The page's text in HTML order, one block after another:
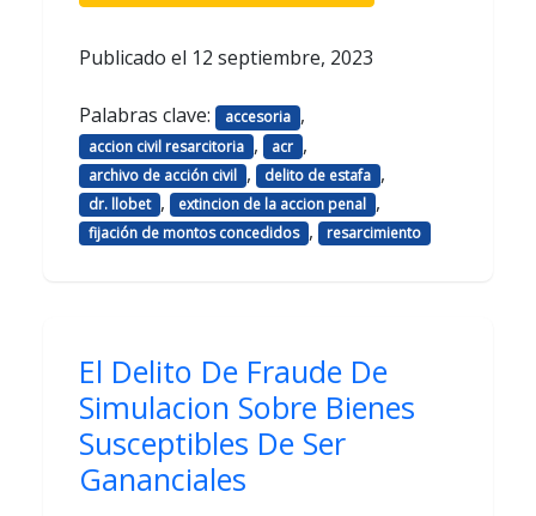
Publicado el 12 septiembre, 2023
Palabras clave: accesoria ,
accion civil resarcitoria , acr ,
archivo de acción civil , delito de estafa ,
dr. llobet , extincion de la accion penal ,
fijación de montos concedidos , resarcimiento
El Delito De Fraude De
Simulacion Sobre Bienes
Susceptibles De Ser
Gananciales